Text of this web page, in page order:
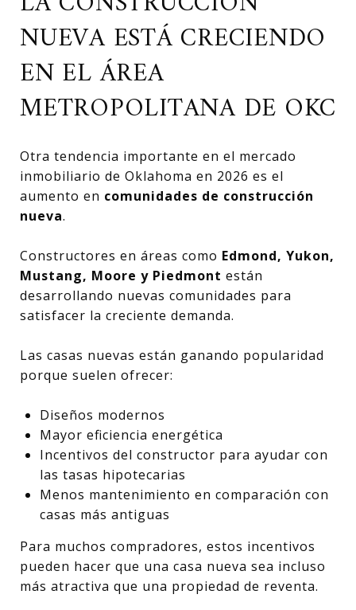
NUEVA ESTÁ CRECIENDO
EN EL ÁREA
METROPOLITANA DE OKC
Otra tendencia importante en el mercado
inmobiliario de Oklahoma en 2026 es el
aumento en comunidades de construcción
nueva.
Constructores en áreas como Edmond, Yukon,
Mustang, Moore y Piedmont están
desarrollando nuevas comunidades para
satisfacer la creciente demanda.
Las casas nuevas están ganando popularidad
porque suelen ofrecer:
Diseños modernos
Mayor eficiencia energética
Incentivos del constructor para ayudar con
las tasas hipotecarias
Menos mantenimiento en comparación con
casas más antiguas
Para muchos compradores, estos incentivos
pueden hacer que una casa nueva sea incluso
más atractiva que una propiedad de reventa.